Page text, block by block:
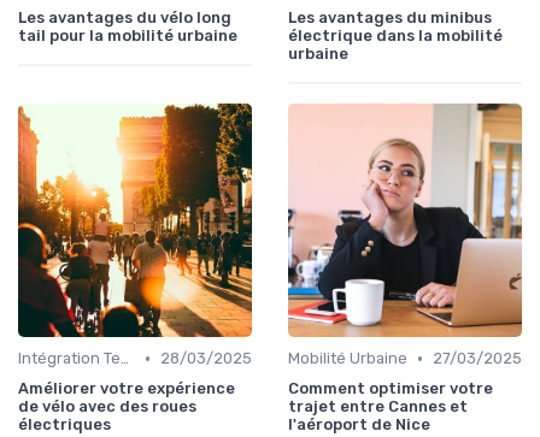
Les avantages du vélo long
tail pour la mobilité urbaine
Les avantages du minibus
électrique dans la mobilité
urbaine
Intégration Technologique •
28/03/2025
Améliorer votre expérience
de vélo avec des roues
électriques
Mobilité Urbaine •
27/03/2025
Comment optimiser votre
trajet entre Cannes et
l'aéroport de Nice